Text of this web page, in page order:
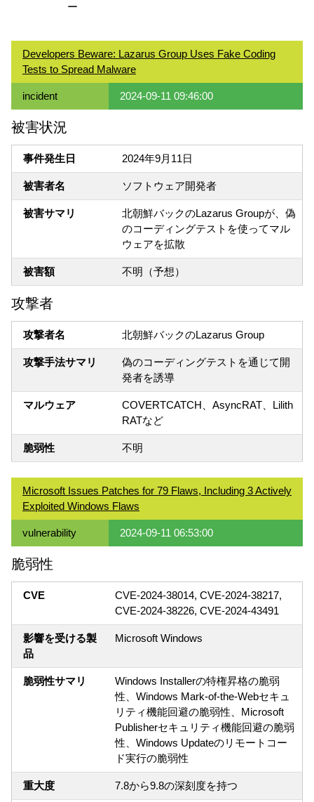
ー
Developers Beware: Lazarus Group Uses Fake Coding
Tests to Spread Malware
incident 2024-09-11 09:46:00
被害状況
事件発生日 2024年9月11日
被害者名 ソフトウェア開発者
被害サマリ
北朝鮮バックのLazarus Groupが、偽
のコーディングテストを使ってマル
ウェアを拡散
被害額 不明（予想）
攻撃者
攻撃者名 北朝鮮バックのLazarus Group
攻撃手法サマリ
偽のコーディングテストを通じて開
発者を誘導
マルウェア
COVERTCATCH、AsyncRAT、Lilith
RATなど
脆弱性 不明
Microsoft Issues Patches for 79 Flaws, Including 3 Actively
Exploited Windows Flaws
vulnerability 2024-09-11 06:53:00
脆弱性
CVE
CVE-2024-38014, CVE-2024-38217,
CVE-2024-38226, CVE-2024-43491
影響を受ける製
品
Microsoft Windows
脆弱性サマリ
Windows Installerの特権昇格の脆弱
性、Windows Mark-of-the-Webセキュ
リティ機能回避の脆弱性、Microsoft
Publisherセキュリティ機能回避の脆弱
性、Windows Updateのリモートコー
ド実行の脆弱性
重大度 7.8から9.8の深刻度を持つ